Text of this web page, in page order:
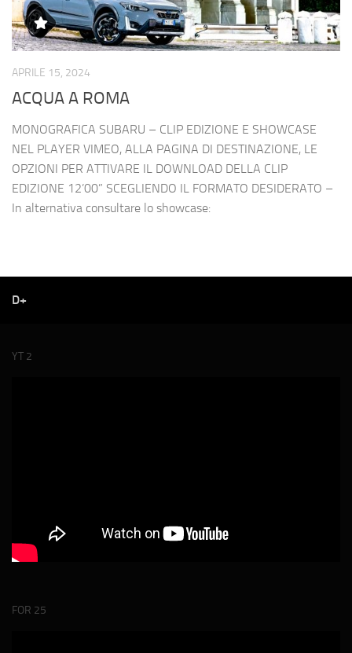
APRILE 15, 2024
ACQUA A ROMA
MONOGRAFICA SUBARU – CLIP EDIZIONE E SHOWCASE
NEL PLAYER VIMEO, ALLA PAGINA DI DESTINAZIONE, LE
OPZIONI PER ATTIVARE IL DOWNLOAD DELLA CLIP
EDIZIONE 12’00” SCEGLIENDO IL FORMATO DESIDERATO –
In alternativa consultare lo showcase:
D+
YT 2
FOR 25